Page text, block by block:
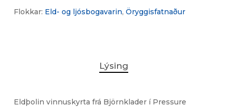
Flokkar: Eld- og ljósbogavarin, Öryggisfatnaður
Lýsing
Eldþolin vinnuskyrta frá Björnklader í Pressure